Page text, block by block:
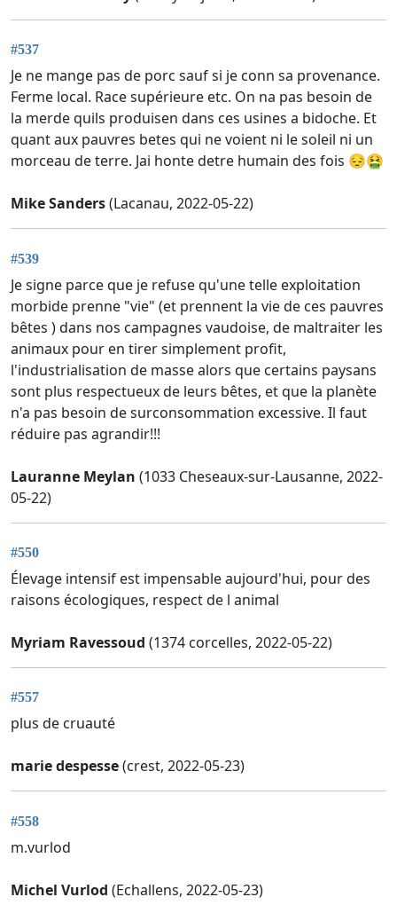
#537
Je ne mange pas de porc sauf si je conn sa provenance.
Ferme local. Race supérieure etc. On na pas besoin de
la merde quils produisen dans ces usines a bidoche. Et
quant aux pauvres betes qui ne voient ni le soleil ni un
morceau de terre. Jai honte detre humain des fois 😔🤮
Mike Sanders(Lacanau, 2022-05-22)
#539
Je signe parce que je refuse qu'une telle exploitation
morbide prenne "vie" (et prennent la vie de ces pauvres
bêtes ) dans nos campagnes vaudoise, de maltraiter les
animaux pour en tirer simplement profit,
l'industrialisation de masse alors que certains paysans
sont plus respectueux de leurs bêtes, et que la planète
n'a pas besoin de surconsommation excessive. Il faut
réduire pas agrandir!!!
Lauranne Meylan (1033 Cheseaux-sur-Lausanne, 2022-
05-22)
#550
Élevage intensif est impensable aujourd'hui, pour des
raisons écologiques, respect de l animal
Myriam Ravessoud (1374 corcelles, 2022-05-22)
#557
plus de cruauté
marie despesse(crest, 2022-05-23)
#558
m.vurlod
Michel Vurlod (Echallens, 2022-05-23)